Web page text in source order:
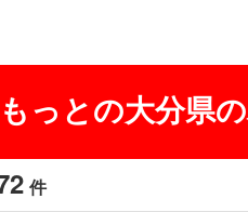
っとの大分県
件